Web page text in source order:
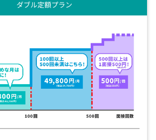
ダブル定額プラン